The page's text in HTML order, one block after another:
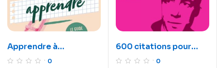
Apprendre à
apprendre0
600 citations pour
réfléchir avant d’agir
0